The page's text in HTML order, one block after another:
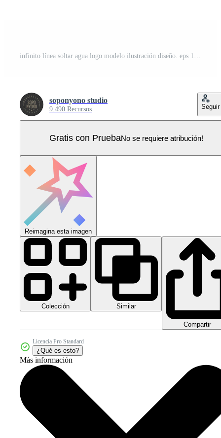
infinito línea soltar agua logo modelo ilustración diseño. eps 10 Vector Pro
soponyono studio
9.490 Recursos Seguir
Gratis con PruebaNo se requiere atribución!
Reimagina esta imagen
Colección Similar
Compartir
Licencia Pro Standard
¿Qué es esto?
Más información